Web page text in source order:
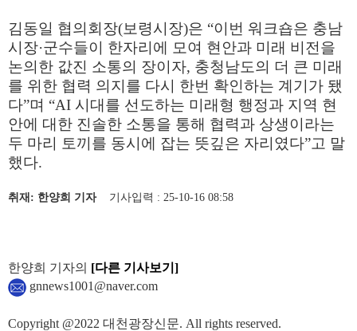
김동일 협의회장(보령시장)은 “이번 워크숍은 충남
시장·군수들이 한자리에 모여 현안과 미래 비전을
논의한 값진 소통의 장이자, 충청남도의 더 큰 미래
를 위한 협력 의지를 다시 한번 확인하는 계기가 됐
다”며 “AI 시대를 선도하는 미래형 행정과 지역 현
안에 대한 진솔한 소통을 통해 협력과 상생이라는
두 마리 토끼를 동시에 잡는 뜻깊은 자리였다”고 말
했다.
취재: 한양희 기자기사입력 : 25-10-16 08:58
한양희 기자의 [다른 기사보기]
gnnews1001@naver.com
Copyright @2022 대천광장신문. All rights reserved.